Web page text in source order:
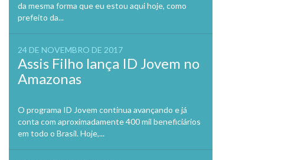
da mesma forma que eu estou aqui hoje, como
prefeito da...
24 DE NOVEMBRO DE 2017
Assis Filho lança ID Jovem no
Amazonas
O programa ID Jovem continua avançando e já
conta com aproximadamente 400 mil beneficiários
em todo o Brasil. Hoje,...